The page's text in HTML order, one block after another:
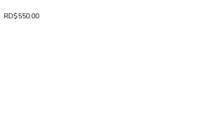
RD$550.00